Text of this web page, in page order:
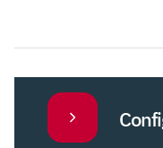
wielkeg